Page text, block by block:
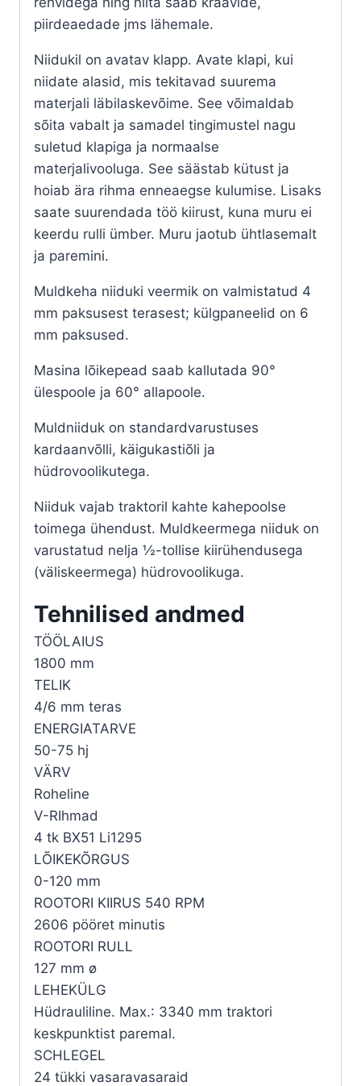
piirdeaedade jms lähemale.
Niidukil on avatav klapp. Avate klapi, kui
niidate alasid, mis tekitavad suurema
materjali läbilaskevõime. See võimaldab
sõita vabalt ja samadel tingimustel nagu
suletud klapiga ja normaalse
materjalivooluga. See säästab kütust ja
hoiab ära rihma enneaegse kulumise. Lisaks
saate suurendada töö kiirust, kuna muru ei
keerdu rulli ümber. Muru jaotub ühtlasemalt
ja paremini.
Muldkeha niiduki veermik on valmistatud 4
mm paksusest terasest; külgpaneelid on 6
mm paksused.
Masina lõikepead saab kallutada 90°
ülespoole ja 60° allapoole.
Muldniiduk on standardvarustuses
kardaanvõlli, käigukastiõli ja
hüdrovoolikutega.
Niiduk vajab traktoril kahte kahepoolse
toimega ühendust. Muldkeermega niiduk on
varustatud nelja ½-tollise kiirühendusega
(väliskeermega) hüdrovoolikuga.
Tehnilised andmed
TÖÖLAIUS
1800 mm
TELIK
4/6 mm teras
ENERGIATARVE
50-75 hj
VÄRV
Roheline
V-RIhmad
4 tk BX51 Li1295
LÕIKEKÕRGUS
0-120 mm
ROOTORI KIIRUS 540 RPM
2606 pööret minutis
ROOTORI RULL
127 mm ø
LEHEKÜLG
Hüdrauliline. Max.: 3340 mm traktori
keskpunktist paremal.
SCHLEGEL
24 tükki vasaravasaraid